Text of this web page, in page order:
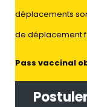
déplacements
de déplacement
Pass vaccinal